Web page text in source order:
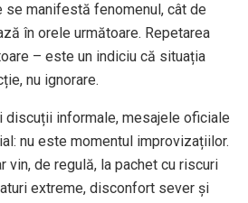
se manifestă fenomenul, cât de
în orele următoare. Repetarea
– este un indiciu că situația
nu ignorare.
discuții informale, mesajele oficiale
nu este momentul improvizațiilor.
vin, de regulă, la pachet cu riscuri
extreme, disconfort sever și